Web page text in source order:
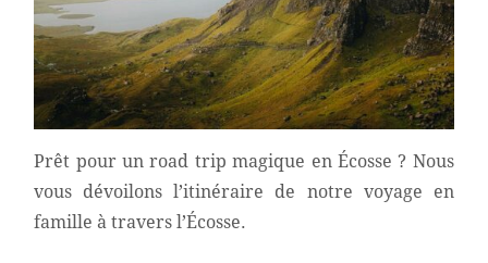
Prêt pour un road trip magique en Écosse ? Nous
vous dévoilons l’itinéraire de notre voyage en
famille à travers l’Écosse.